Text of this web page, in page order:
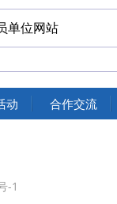
单位网站
交通运输协会官网
动 合作交流
-1